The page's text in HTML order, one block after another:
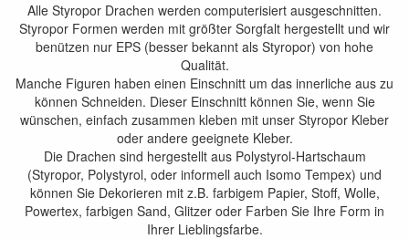
Alle Styropor Drachen werden computerisiert ausgeschnitten.
Styropor Formen werden mit größter Sorgfalt hergestellt und wir
benützen nur EPS (besser bekannt als Styropor) von hohe
Qualität.
Manche Figuren haben einen Einschnitt um das innerliche aus zu
können Schneiden. Dieser Einschnitt können Sie, wenn Sie
wünschen, einfach zusammen kleben mit unser Styropor Kleber
oder andere geeignete Kleber.
Die Drachen sind hergestellt aus Polystyrol-Hartschaum
(Styropor, Polystyrol, oder informell auch Isomo Tempex) und
können Sie Dekorieren mit z.B. farbigem Papier, Stoff, Wolle,
Powertex, farbigen Sand, Glitzer oder Farben Sie Ihre Form in
Ihrer Lieblingsfarbe.